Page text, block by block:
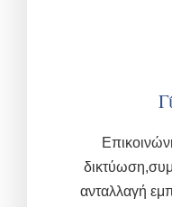
ανταλλαγή